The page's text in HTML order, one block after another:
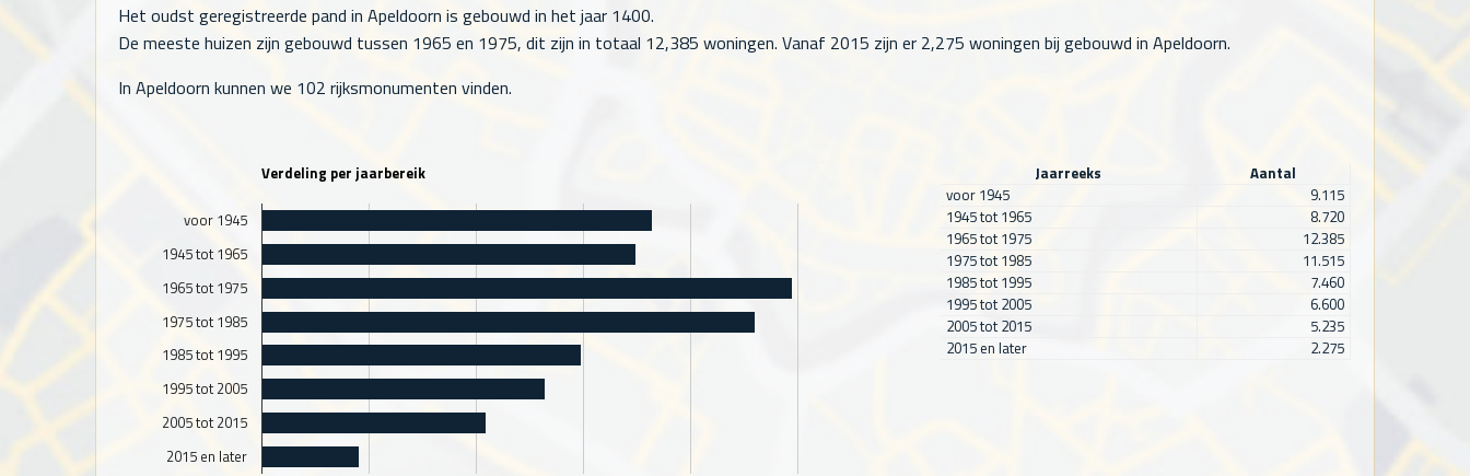
Het oudst geregistreerde pand in Apeldoorn is gebouwd in het jaar 1400.
De meeste huizen zijn gebouwd tussen 1965 en 1975, dit zijn in totaal 12,385 woningen. Vanaf 2015 zijn er 2,275 woningen bij gebouwd in Apeldoorn.
In Apeldoorn kunnen we 102 rijksmonumenten vinden.
Verdeling per jaarbereik
voor 1945
1945 tot 1965
1965 tot 1975
1975 tot 1985
1985 tot 1995
1995 tot 2005
2005 tot 2015
2015 en later
Jaarreeks
Aantal
voor 1945
9.115
1945 tot 1965
8.720
1965 tot 1975
12.385
1975 tot 1985
11.515
1985 tot 1995
7.460
1995 tot 2005
6.600
2005 tot 2015
5.235
2015 en later
2.275